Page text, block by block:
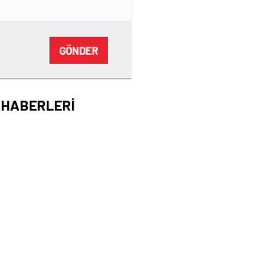
GÖNDER
HABERLERİ